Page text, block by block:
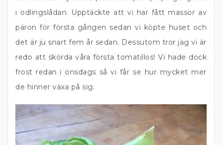
i odlingslådan. Upptäckte att vi har fått massor av
päron för första gången sedan vi köpte huset och
det är ju snart fem år sedan. Dessutom tror jag vi är
redo att skörda våra första tomatillos! Vi hade dock
frost redan i onsdags så vi får se hur mycket mer
de hinner växa på sig.